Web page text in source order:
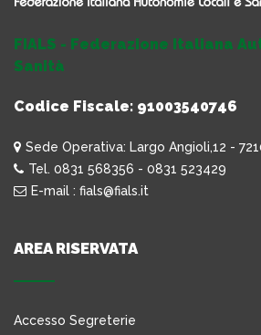
FIALS - Federazione Italiana
Sanità
Codice Fiscale: 91003540746
Sede Operativa: Largo Angioli,12 -
Tel. 0831 568356 - 0831 523429
E-mail : fials@fials.it
AREA RISERVATA
Accesso Segreterie